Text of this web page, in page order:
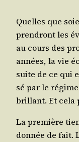
Quelles que
pren­dront les
au cours des
années, la vie
suite de ce qui
sé par le
brillant. Et cela
La pre­mière
don­née de fait.